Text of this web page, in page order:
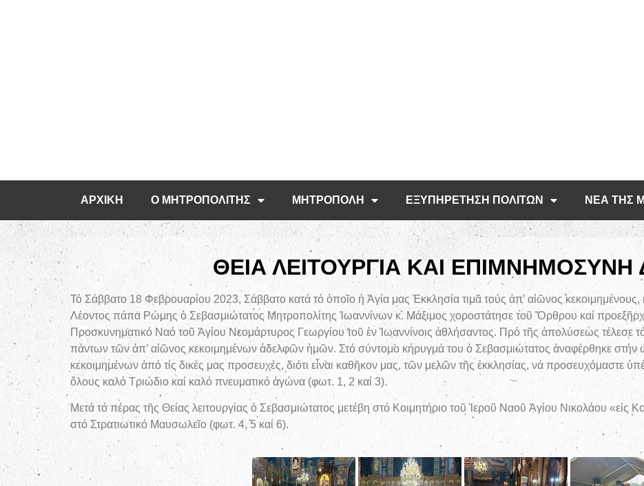
ΑΡΧΙΚΗ Ο ΜΗΤΡΟΠΟΛΙΤΗΣ ΜΗΤΡΟΠΟΛΗ ΕΞΥΠΗΡΕΤΗΣΗ ΠΟΛΙΤΩΝ ΝΕΑ ΤΗΣ
ΘΕΙΑ ΛΕΙΤΟΥΡΓΙΑ ΚΑΙ ΕΠΙΜΝΗΜΟΣΥΝΗ
Τό Σάββατο 18 Φεβρουαρίου 2023, Σάββατο κατά τό ὁποῖο ἡ Ἁγία μας Ἐκκλησία τιμᾶ τούς ἀπ’ αἰῶνος κεκοιμημένους,
Λέοντος πάπα Ρώμης ὁ Σεβασμιώτατος Μητροπολίτης Ἰωαννίνων κ. Μάξιμος χοροστάτησε τοῦ Ὄρθρου καί προεξῆρχε
Προσκυνηματικό Ναό τοῦ Ἁγίου Νεομάρτυρος Γεωργίου τοῦ ἐν Ἰωαννίνοις ἀθλήσαντος. Πρό τῆς ἀπολύσεως
πάντων τῶν ἀπ’ αἰῶνος κεκοιμημένων ἀδελφῶν ἠμῶν. Στό σύντομο κήρυγμά του ὁ Σεβασμιώτατος ἀναφέρθηκε στήν
κεκοιμημένων ἀπό τίς δικές μας προσευχές, διότι εἶναι καθῆκον μας, τῶν μελῶν τῆς ἐκκλησίας, νά προσευχόμαστε
ὅλους καλό Τριώδιο καί καλό πνευματικό ἀγώνα (φωτ. 1, 2 καί 3).
Μετά τό πέρας τῆς Θείας λειτουργίας ὁ Σεβασμιώτατος μετέβη στό Κοιμητήριο τοῦ Ἱεροῦ Ναοῦ Ἁγίου Νικολάου
στό Στρατιωτικό Μαυσωλεῖο (φωτ. 4, 5 καί 6).